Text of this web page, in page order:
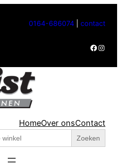
0164-686074 contact
Facebook Instagram
HomeOver onsContact